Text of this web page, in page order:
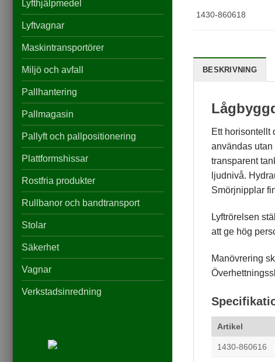
Lyfthjälpmedel
Lyftvagnar
Maskintransportörer
Miljö och avfall
Pallhantering
Pallmagasin
Pallyft och pallpositionering
Plattformshissar
Rostfria produkter
Rullbanor och bandtransport
Stolar
Säkerhet
Vagnar
Verkstadsinredning
1430-860618
BESKRIVNING
Ett horisontellt
användas utan
transparent
ljudnivå.
Smörjnipplar
Lyftrörelsen
att ge hög
Manövrering
Artikel
1430-860616
och
uppbyggnad,
baserat på
hemsidan
Upplevelse
För att vår
hemsida ska
prestera så
bra som
möjligt
under ditt
besök. Om
du nekar de
här kakorna
kommer viss
att försvinna
från
Marknadsföring
Genom att dela
chansen att få se